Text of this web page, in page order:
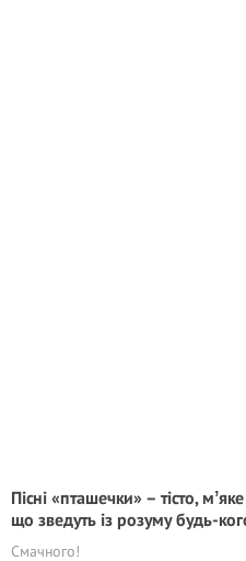
Пісні «пташечки» – тісто,
що зведyть із розуму будь-
Смачного!